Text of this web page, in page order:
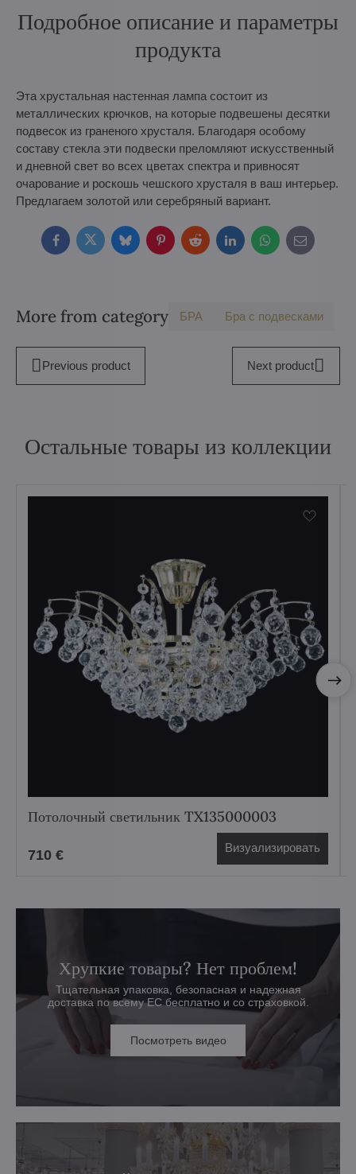
Подробное описание и параметры
продукта
Эта хрустальная настенная лампа состоит из
металлических крючков, на которые подвешены десятки
подвесок из граненого хрусталя. Благодаря особому
составу стекла эти подвески преломляют искусственный
и дневной свет во всех цветах спектра и привносят
очарование и роскошь чешского хрусталя в ваш интерьер.
Предлагаем золотой или серебряный вариант.
FacebookTwitterBlueskyPinterestRedditLinkedInWhatsApp
E-
mail
More from category БPA Бра с подвесками
Previous product Next product
Остальные товары из коллекции
Потолочный светильник TX135000003
710 € Визуализировать
Хрупкие товары? Нет проблем!
Тщательная упаковка, безопасная и надежная
доставка по всему ЕС бесплатно и со страховкой.
Посмотреть видео